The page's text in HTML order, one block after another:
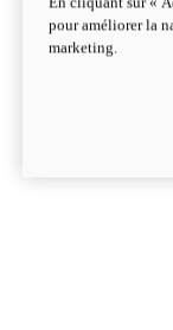
pour améliorer la
marketing.